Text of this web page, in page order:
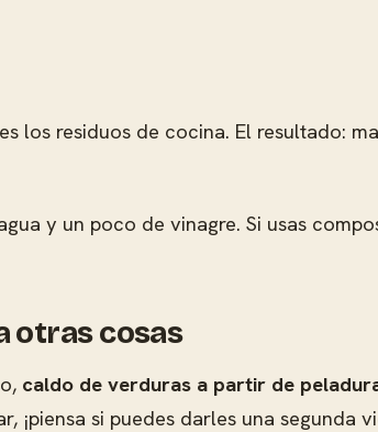
los residuos de cocina. El resultado:
y un poco de vinagre. Si usas
otras cosas
caldo de verduras a partir de
si puedes darles una segunda